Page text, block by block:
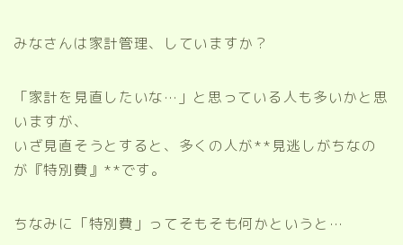
みなさんは家計管理、していますか？
「家計を見直したいな…」と思っている人も多いかと思
いますが、
いざ見直そうとすると、多くの人が**見逃しがちなの
が『特別費』**です。
ちなみに「特別費」ってそもそも何かというと…